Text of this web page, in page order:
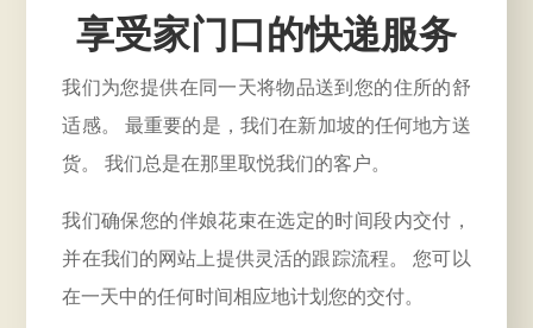
享受家门口的快递服务
我们为您提供在同一天将物品送到您的住所的舒
适感。 最重要的是，我们在新加坡的任何地方送
货。 我们总是在那里取悦我们的客户。
我们确保您的伴娘花束在选定的时间段内交付，
并在我们的网站上提供灵活的跟踪流程。 您可以
在一天中的任何时间相应地计划您的交付。